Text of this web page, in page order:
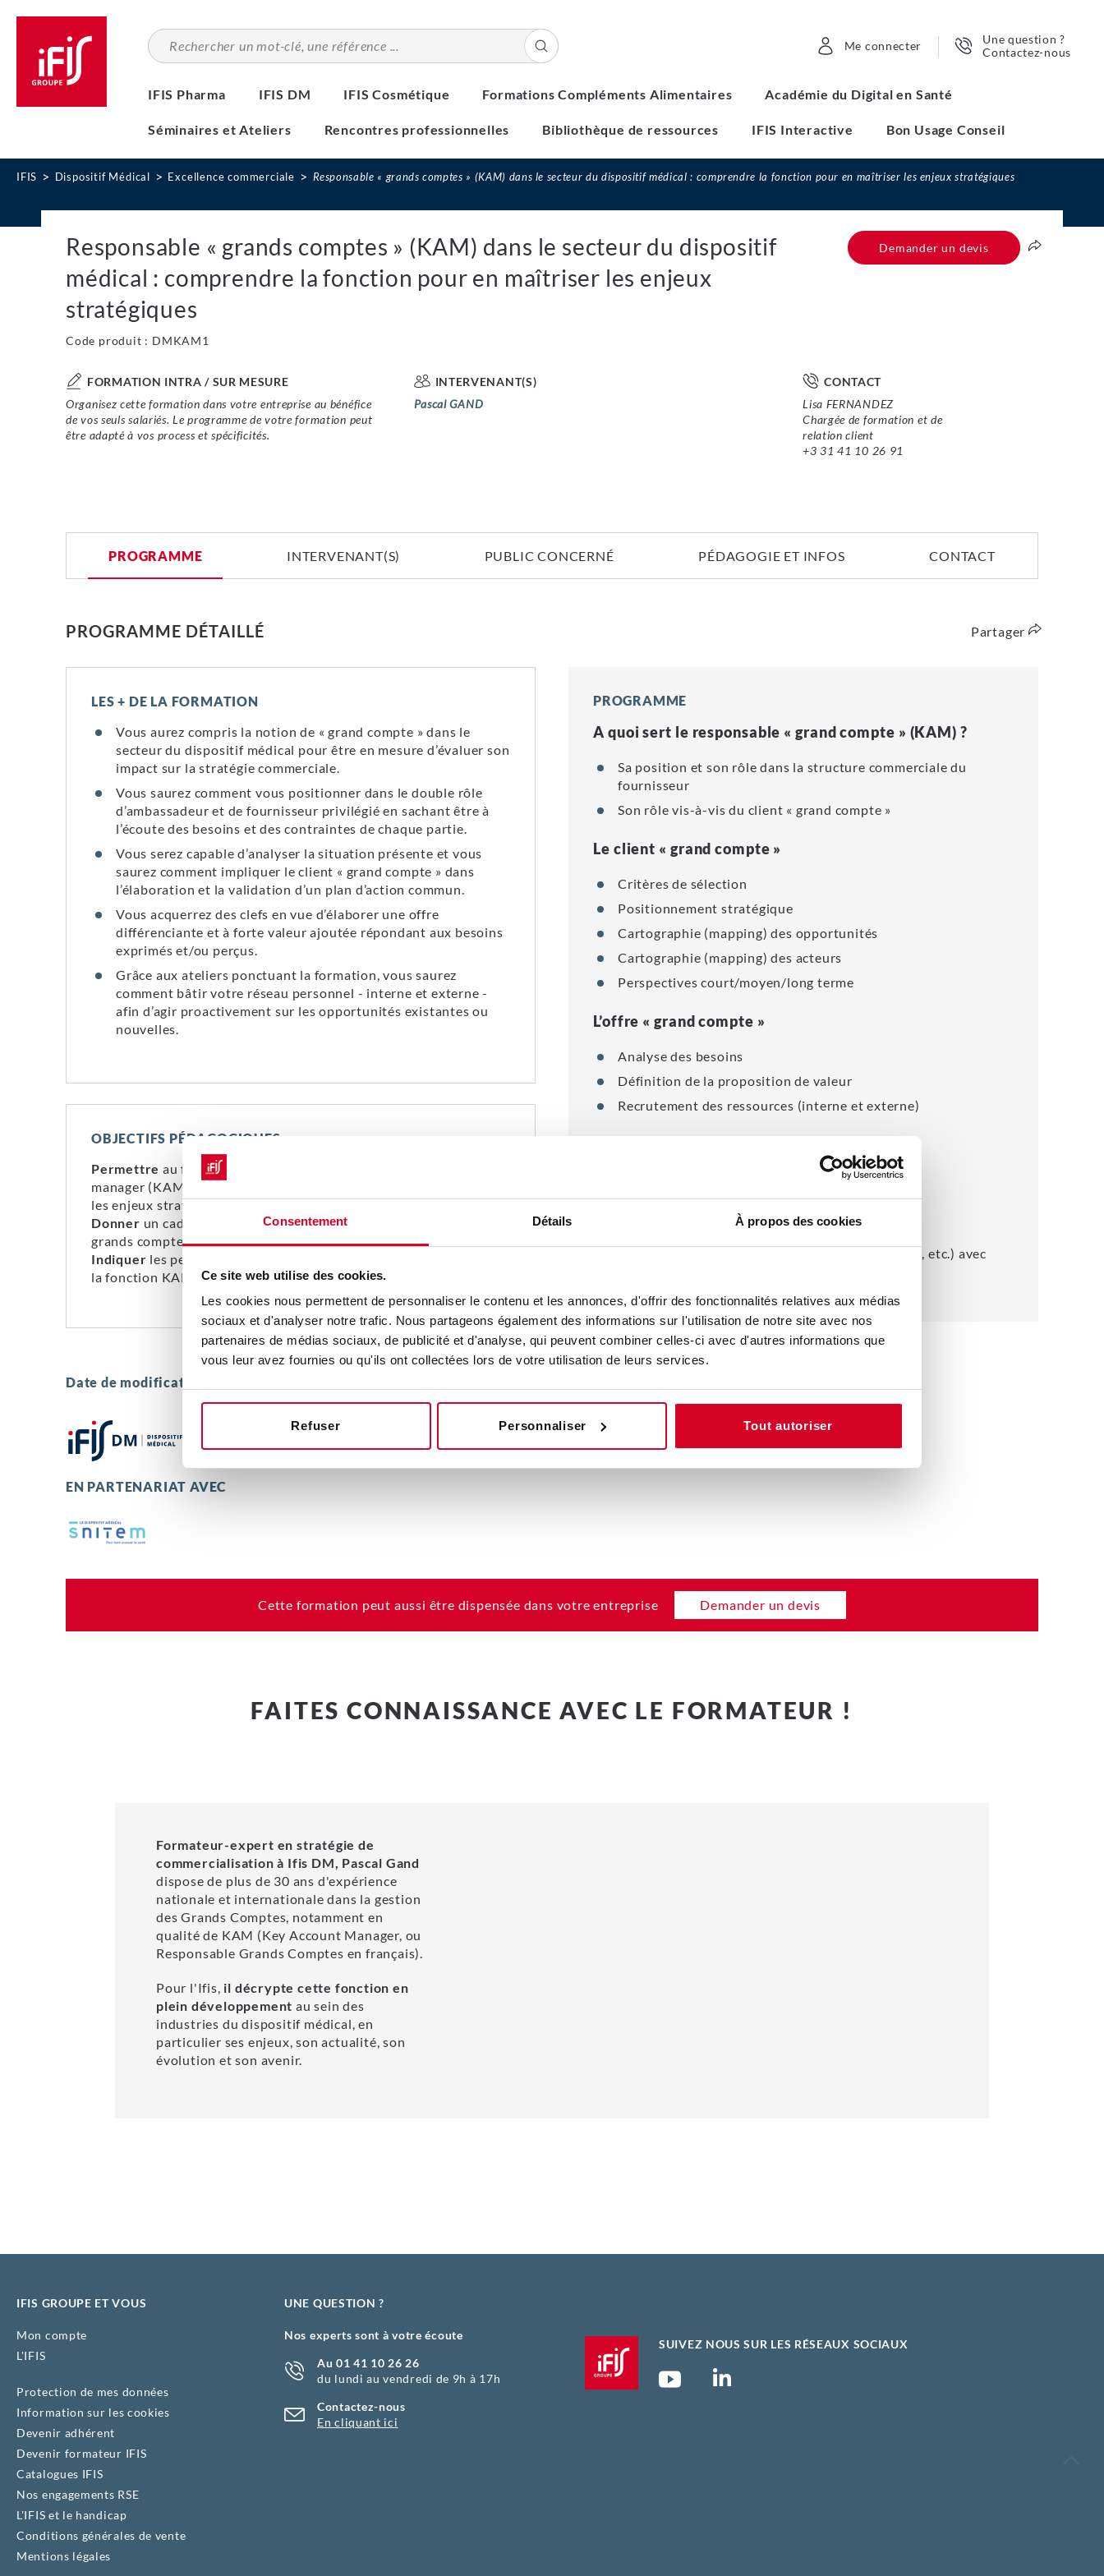
Consentement Détails À propos des cookies
Ce site web utilise des cookies.
Les cookies nous permettent de personnaliser le contenu et les annonces, d'offrir des fonctionnalités relatives aux médias
sociaux et d'analyser notre trafic. Nous partageons également des informations sur l'utilisation de notre site avec nos
partenaires de médias sociaux, de publicité et d'analyse, qui peuvent combiner celles-ci avec d'autres informations que
vous leur avez fournies ou qu'ils ont collectées lors de votre utilisation de leurs services.
Refuser Personnaliser Tout autoriser
Aller
contenu
principal
Me connecter
Une question ?
Contactez-nous
IFIS Pharma IFIS DM IFIS Cosmétique Formations Compléments Alimentaires Académie du Digital en Santé
Séminaires et Ateliers Rencontres professionnelles Bibliothèque de ressources IFIS Interactive Bon Usage Conseil
IFIS Dispositif Médical Excellence commerciale Responsable « grands comptes » (KAM) dans le secteur du dispositif médical : comprendre la fonction pour en maîtriser les enjeux stratégiques
Responsable « grands comptes » (KAM) dans le secteur du dispositif
médical : comprendre la fonction pour en maîtriser les enjeux
stratégiques
Code produit : DMKAM1
Demander un devis
FORMATION INTRA / SUR MESURE
Organisez cette formation dans votre entreprise au bénéfice
de vos seuls salariés. Le programme de votre formation peut
être adapté à vos process et spécificités.
INTERVENANT(S)
Pascal GAND
CONTACT
Lisa FERNANDEZ
Chargée de formation et de
relation client
+3 31 41 10 26 91
PROGRAMME INTERVENANT(S) PUBLIC CONCERNÉ PÉDAGOGIE ET INFOS CONTACT
PROGRAMME DÉTAILLÉ Partager
LES + DE LA FORMATION
Vous aurez compris la notion de « grand compte » dans le
secteur du dispositif médical pour être en mesure d’évaluer son
impact sur la stratégie commerciale.
Vous saurez comment vous positionner dans le double rôle
d’ambassadeur et de fournisseur privilégié en sachant être à
l’écoute des besoins et des contraintes de chaque partie.
Vous serez capable d’analyser la situation présente et vous
saurez comment impliquer le client « grand compte » dans
l’élaboration et la validation d’un plan d’action commun.
Vous acquerrez des clefs en vue d’élaborer une offre
différenciante et à forte valeur ajoutée répondant aux besoins
exprimés et/ou perçus.
Grâce aux ateliers ponctuant la formation, vous saurez
comment bâtir votre réseau personnel - interne et externe -
afin d’agir proactivement sur les opportunités existantes ou
nouvelles.
OBJECTIFS PÉDAGOGIQUES
Permettre au futur responsable grands comptes / key account
manager (KAM) et/ou KAM débutant (< 3 ans) de bien comprendre
les enjeux stratégiques de la fonction.
Donner un cadre fonctionnel et pratique pour la gestion des «
grands comptes ».
Indiquer les perspectives et évolutions de carrière potentielles de
la fonction KAM.
Date de modification du produit :
EN PARTENARIAT AVEC
PROGRAMME
A quoi sert le responsable « grand compte » (KAM) ?
Sa position et son rôle dans la structure commerciale du
fournisseur
Son rôle vis-à-vis du client « grand compte »
Le client « grand compte »
Critères de sélection
Positionnement stratégique
Cartographie (mapping) des opportunités
Cartographie (mapping) des acteurs
Perspectives court/moyen/long terme
L’offre « grand compte »
Analyse des besoins
Définition de la proposition de valeur
Recrutement des ressources (interne et externe)
Cartographie des acteurs clés
Positionnement concurrentiel
Plan d’action partagé (quoi, qui, quand, comment, etc.) avec
Cette formation peut aussi être dispensée dans votre entreprise Demander un devis
FAITES CONNAISSANCE AVEC LE FORMATEUR !
Formateur-expert en stratégie de
commercialisation à Ifis DM, Pascal Gand
dispose de plus de 30 ans d'expérience
nationale et internationale dans la gestion
des Grands Comptes, notamment en
qualité de KAM (Key Account Manager, ou
Responsable Grands Comptes en français).
Pour l'Ifis, il décrypte cette fonction en
plein développement au sein des
industries du dispositif médical, en
particulier ses enjeux, son actualité, son
évolution et son avenir.
IFIS GROUPE ET VOUS
Mon compte
L'IFIS
Protection de mes données
Information sur les cookies
Devenir adhérent
Devenir formateur IFIS
Catalogues IFIS
Nos engagements RSE
L'IFIS et le handicap
Conditions générales de vente
Mentions légales
UNE QUESTION ?
Nos experts sont à votre écoute
Au 01 41 10 26 26
du lundi au vendredi de 9h à 17h
Contactez-nous
En cliquant ici
SUIVEZ NOUS SUR LES RÉSEAUX SOCIAUX